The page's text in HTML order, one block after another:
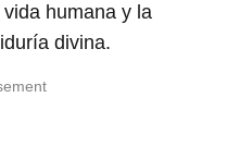
humana y la
divina.